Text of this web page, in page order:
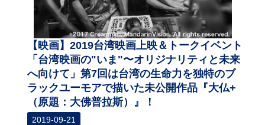
【映画】2019台湾映画上映＆トークイベント
「台湾映画の"いま"〜オリジナリティと未来
へ向けて」第7回は台湾の生命力を独特のブ
ラックユーモアで描いた未公開作品『大仏+
（原題：大佛普拉斯）』！
2019-09-21